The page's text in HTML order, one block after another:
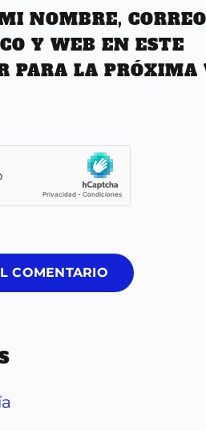
NOMBRE, CORREO
Y WEB EN ESTE
PARA LA PRÓXIMA
COMENTARIO